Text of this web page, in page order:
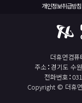
개인정보취급방침
더휴먼컴
주소 경기도 수
전화번호
Copyright © 더휴
직업상담사 2급 (필기+실기)
일러스트 자격증 취득과정
전산회계 1급 / FAT 1급 자격
전산세무 2급 / TAT 2급 자격증